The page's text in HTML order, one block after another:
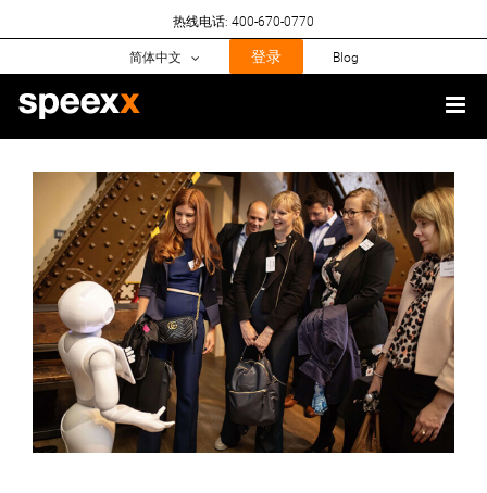
to
热线电话: 400-670-0770
简体中文 登录 Blog
Larger
Image